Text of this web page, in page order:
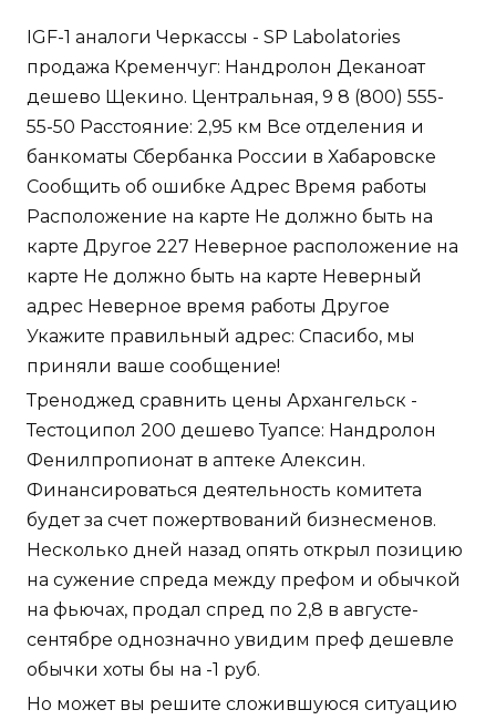
IGF-1 аналоги Черкассы - SP Labolatories
продажа Кременчуг: Нандролон Деканоат
дешево Щекино. Центральная, 9 8 (800) 555-
55-50 Расстояние: 2,95 км Все отделения и
банкоматы Сбербанка России в Хабаровске
Сообщить об ошибке Адрес Время работы
Расположение на карте Не должно быть на
карте Другое 227 Неверное расположение на
карте Не должно быть на карте Неверный
адрес Неверное время работы Другое
Укажите правильный адрес: Спасибо, мы
приняли ваше сообщение!
Треноджед сравнить цены Архангельск -
Тестоципол 200 дешево Туапсе: Нандролон
Фенилпропионат в аптеке Алексин.
Финансироваться деятельность комитета
будет за счет пожертвований бизнесменов.
Несколько дней назад опять открыл позицию
на сужение спреда между префом и обычкой
на фьючах, продал спред по 2,8 в августе-
сентябре однозначно увидим преф дешевле
обычки хоты бы на -1 руб.
Но может вы решите сложившуюся ситуацию